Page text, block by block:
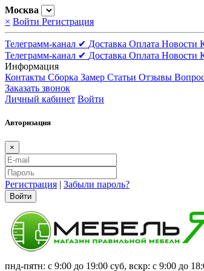
Москва
× Войти Регистрация
Телеграмм-канал ✔ Доставка Оплата Новости
Телеграмм-канал ✔ Доставка Оплата Новости
Информация
Контакты Сборка Замер Статьи Отзывы
Заказать звонок
Личный кабинет Войти
Авторизация
×
Регистрация | Забыли пароль?
Войти
пнд-пятн: с 9:00 до 19:00 суб, вскр: с 9:00 до